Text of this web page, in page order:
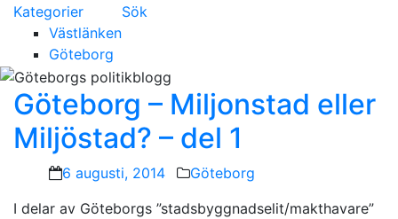
Kategorier
Västlänken
Göteborg
Sök
Göteborg – Miljonstad eller
Miljöstad? – del 1
6 augusti, 2014
Göteborg
I delar av Göteborgs ”stadsbyggnadselit/makthavare”